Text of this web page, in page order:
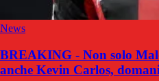
News
BREAKING - Non solo
anche Kevin Carlos,